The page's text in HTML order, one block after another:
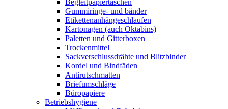
Begleitpapiertaschen
Gummiringe- und bänder
Etikettenanhängeschlaufen
Kartonagen (auch Oktabins)
Paletten und Gitterboxen
Trockenmittel
Sackverschlussdrähte und Blitzbinder
Kordel und Bindfäden
Antirutschmatten
Briefumschläge
Büropapiere
Betriebshygiene